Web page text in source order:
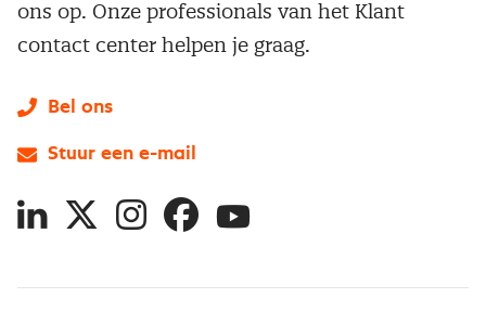
ons op. Onze professionals van het Klant
contact center helpen je graag.
Bel ons
Stuur een e-mail
LinkedIn
X InstagramFacebookYouTube